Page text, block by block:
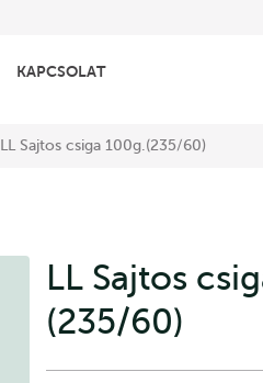
KAPCSOLAT
LL Sajtos csiga 100g.(235/60)
LL Sajtos
(235/60)